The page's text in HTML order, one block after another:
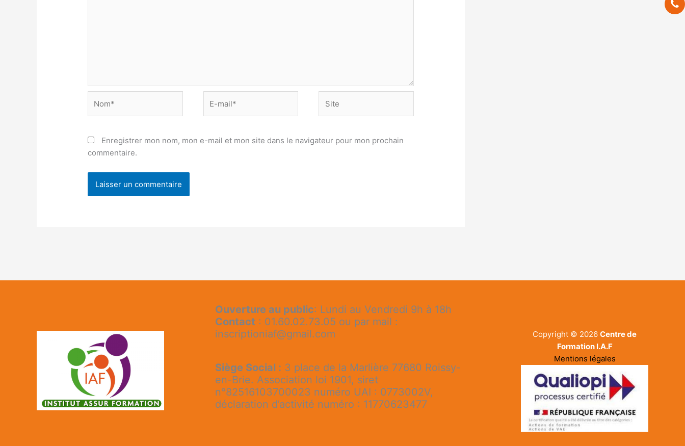
mail*
Enregistrer mon nom, mon e-mail et mon site dans le navigateur pour mon prochain
commentaire.
Ouverture au public: Lundi au Vendredi 9h à 18h
Contact : 01.60.02.73.05 ou par mail :
inscriptioniaf@gmail.com
Siège Social : 3 place de la Marlière 77680 Roissy-
en-Brie. Association loi 1901, siret
n°82516103700023 numéro UAI : 0773002V,
déclaration d’activité numéro : 11770623477
Copyright © 2026 Centre de
Formation I.A.F
Mentions légales